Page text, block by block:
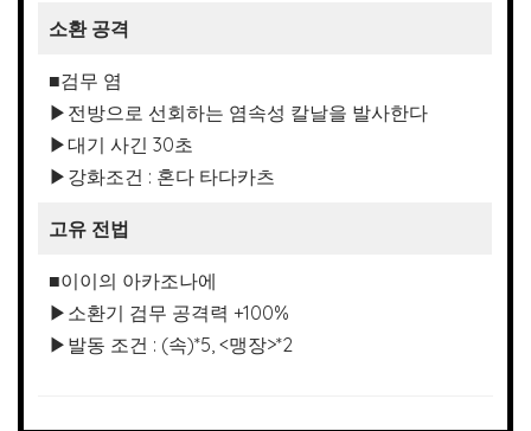
소환 공격
■검무 염
▶전방으로 선회하는 염속성 칼날을 발사한다
▶대기 사긴 30초
▶강화조건 : 혼다 타다카츠
고유 전법
■이이의 아카조나에
▶소환기 검무 공격력 +100%
▶발동 조건 : (속)*5, <맹장>*2